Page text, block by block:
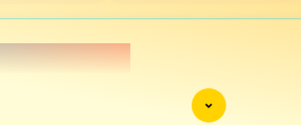
NÉT 2K 💎
trở lên đạt chất lượng 2k thương hiệu camera uy
sản phẩm camera chính hãng hình ảnh sắt nét cho